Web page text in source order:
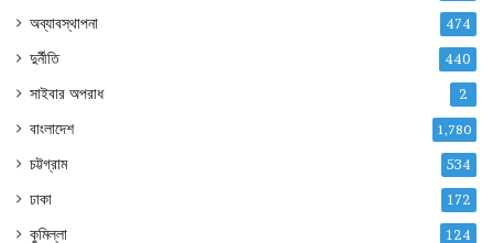
অব্যাবস্থাপনা 474
দুর্নীতি 440
সাইবার অপরাধ 2
বাংলাদেশ 1,780
চট্টগ্রাম 534
ঢাকা 172
কুমিল্লা 124